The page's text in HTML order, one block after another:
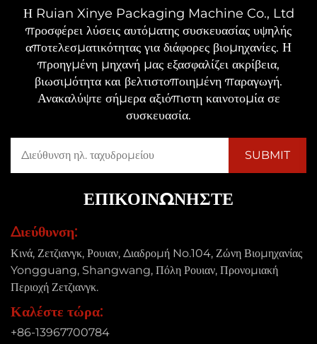
Η Ruian Xinye Packaging Machine Co., Ltd
προσφέρει λύσεις αυτόματης συσκευασίας υψηλής
αποτελεσματικότητας για διάφορες βιομηχανίες. Η
προηγμένη μηχανή μας εξασφαλίζει ακρίβεια,
βιωσιμότητα και βελτιστοποιημένη παραγωγή.
Ανακαλύψτε σήμερα αξιόπιστη καινοτομία σε
συσκευασία.
ΕΠΙΚΟΙΝΩΝΉΣΤΕ
Διεύθυνση:
Κινά, Ζετζιανγκ, Ρουιαν, Διαδρομή No.104, Ζώνη Βιομηχανίας
Yongguang, Shangwang, Πόλη Ρουιαν, Προνομιακή
Περιοχή Ζετζιανγκ.
Καλέστε τώρα:
+86-13967700784